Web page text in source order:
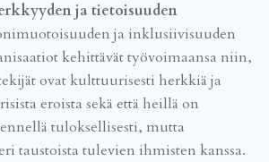
ja tietoisuuden
ja inklusiivisuuden
kehittävät työvoimaansa niin,
ovat kulttuurisesti herkkiä ja
eroista sekä että heillä on
tuloksellisesti, mutta
taustoista tulevien ihmisten kanssa.